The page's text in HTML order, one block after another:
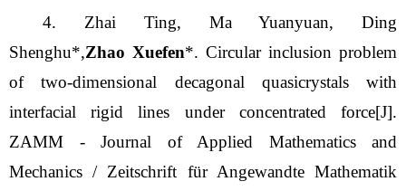
4. Zhai Ting, Ma Yuanyuan, Ding
Shenghu*,Zhao Xuefen*. Circular inclusion problem
of two-dimensional decagonal quasicrystals with
interfacial rigid lines under concentrated force[J].
ZAMM - Journal of Applied Mathematics and
Mechanics / Zeitschrift für Angewandte Mathematik